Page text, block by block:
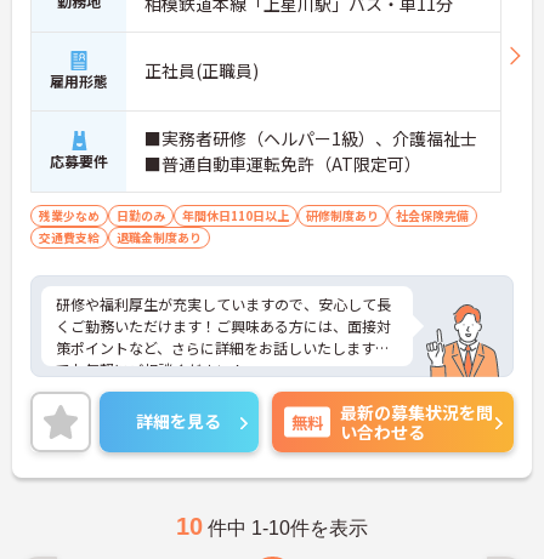
雇用形態 正社員(正職員)
応募要件
■実務者研修（ヘルパー1級）、介護福祉士
■普通自動車運転免許（AT限定可）
残業少なめ 日勤のみ 年間休日110日以上 研修制度あり
社会保険完備
交通費支給
退職金制度あり
研修や福利厚生が充実していますので、安心して長
くご勤務いただけます！ご興味ある方には、面接対
策ポイントなど、さらに詳細をお話しいたしますの
でお気軽にご相談ください！
詳細を見る 無料
最新の募集状況を問
い合わせる
10 件中 1-10件を表示